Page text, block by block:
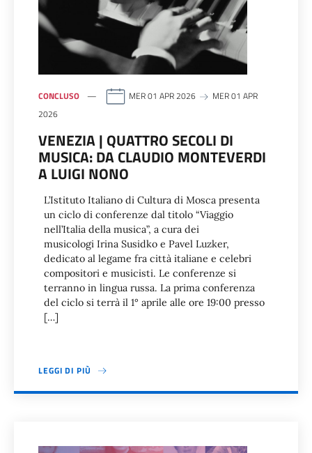
CONCLUSO MER 01 APR 2026
MER 01 APR
2026
VENEZIA | QUATTRO SECOLI DI
MUSICA: DA CLAUDIO MONTEVERDI
A LUIGI NONO
L’Istituto Italiano di Cultura di Mosca presenta
un ciclo di conferenze dal titolo “Viaggio
nell’Italia della musica”, a cura dei
musicologi Irina Susidko e Pavel Luzker,
dedicato al legame fra città italiane e celebri
compositori e musicisti. Le conferenze si
terranno in lingua russa. La prima conferenza
del ciclo si terrà il 1° aprile alle ore 19:00 presso
[…]
LEGGI DI PIÙ